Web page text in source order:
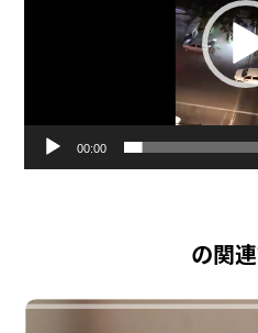
00:00
の関